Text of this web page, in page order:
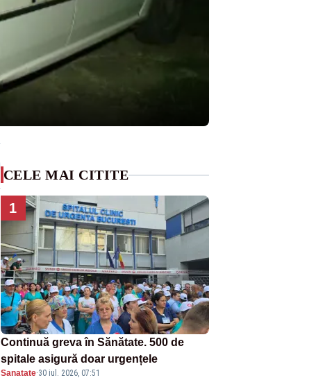
CELE MAI CITITE
1
Continuă greva în Sănătate. 500 de
spitale asigură doar urgențele
Sanatate·30 iul. 2026, 07:51